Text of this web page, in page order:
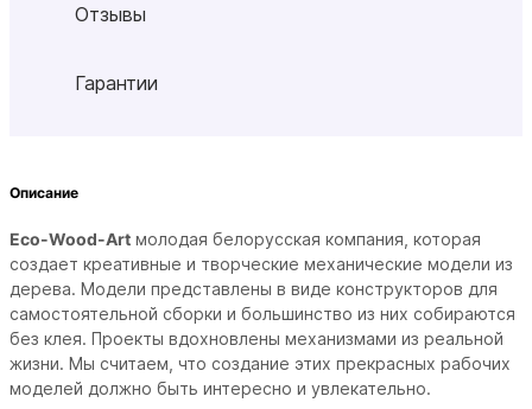
Отзывы
Гарантии
Описание
Eco-Wood-Art молодая белорусская компания, которая
создает креативные и творческие механические модели из
дерева. Модели представлены в виде конструкторов для
самостоятельной сборки и большинство из них собираются
без клея. Проекты вдохновлены механизмами из реальной
жизни. Мы считаем, что создание этих прекрасных рабочих
моделей должно быть интересно и увлекательно.